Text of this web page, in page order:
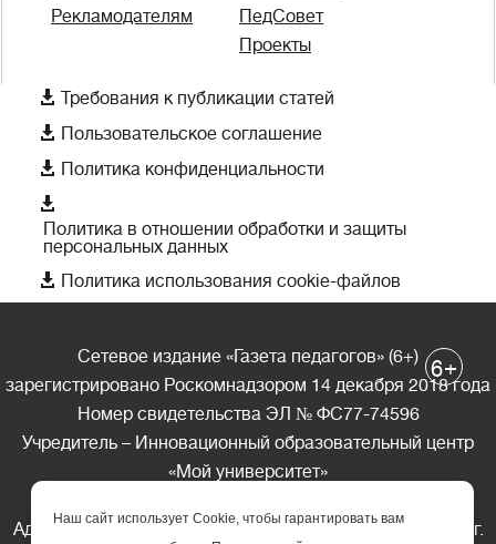
Рекламодателям
ПедСовет
Проекты
 Требования к публикации статей
 Пользовательское соглашение
 Политика конфиденциальности

Политика в отношении обработки и защиты
персональных данных
 Политика использования cookie-файлов
Сетевое издание «Газета педагогов» (6+)
зарегистрировано Роскомнадзором 14 декабря 2018 года
Номер свидетельства ЭЛ № ФС77-74596
Учредитель – Инновационный образовательный центр
«Мой университет»
Адрес редакции: 185035 Россия, Республика Карелия, г.
6+
Наш сайт использует Cookie, чтобы гарантировать вам